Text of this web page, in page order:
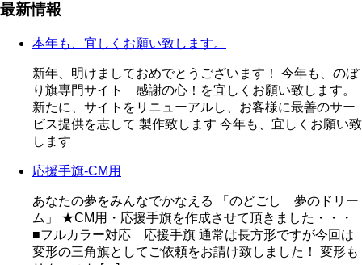
最新情報
本年も、宜しくお願い致します。
新年、明けましておめでとうございます！ 今年も、のぼ
り旗専門サイト 感謝の心！を宜しくお願い致します。
新たに、サイトをリニューアルし、お客様に最善のサー
ビス提供を志して 製作致します 今年も、宜しくお願い致
します
応援手旗-CM用
あなたの夢をみんなでかなえる 「のどごし 夢のドリー
ム」 ★CM用・応援手旗を作成させて頂きました・・・
■フルカラー対応 応援手旗 通常は長方形ですが今回は
変形の三角旗としてご依頼をお請け致しました！ 変形も